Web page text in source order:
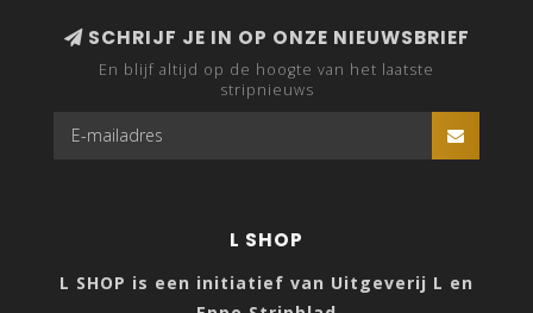
SCHRIJF JE IN OP ONZE NIEUWSBRIEF
En blijf altijd op de hoogte van het laatste
stripnieuws
L SHOP
L SHOP is een initiatief van Uitgeverij L en